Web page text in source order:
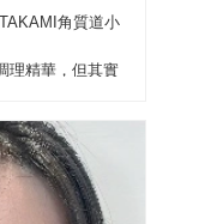
角質道小
理精華，但其實
當然很需要這類
改善很有感~極力
感 且親膚性佳，